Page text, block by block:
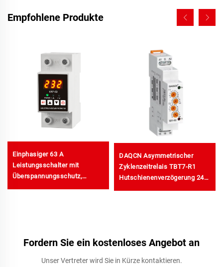
Empfohlene Produkte
Einphasiger 63 A
Leistungsschalter mit
Überspannungsschutz,
DAQCN Asymmetrischer
Zyklenzeitrelais TBT7-R1
Hutschienenverzögerung 24-
Fordern Sie ein kostenloses Angebot an
Unser Vertreter wird Sie in Kürze kontaktieren.